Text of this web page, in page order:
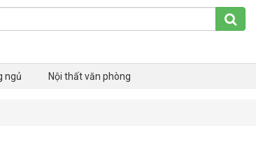
ngủ Nội thất văn phòng